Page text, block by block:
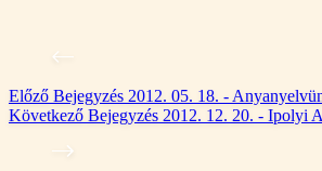
Előző Bejegyzés 2012. 05. 18. -
Következő Bejegyzés 2012. 12. 20. - Ipolyi